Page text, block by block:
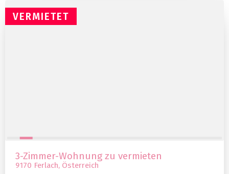
VERMIETET
3-Zimmer-Wohnung zu vermieten
9170 Ferlach, Österreich